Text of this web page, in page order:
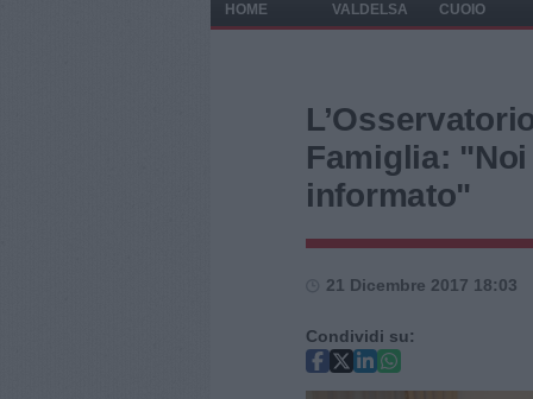
HOME
VALDELSA
CUOIO
Famiglia:
informato"
21 Dicembre 2017 18:03
Condividi su: